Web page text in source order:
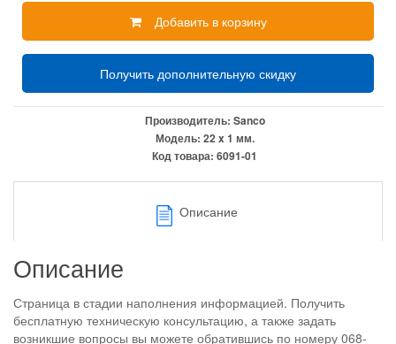
Добавить в корзину
Получить дополнительную скидку
Производитель: Sanco
Модель: 22 x 1 мм.
Код товара: 6091-01
Описание
Описание
Страница в стадии наполнения информацией. Получить
бесплатную техническую консультацию, а также задать
возникшие вопросы вы можете обратившись по номеру 068-